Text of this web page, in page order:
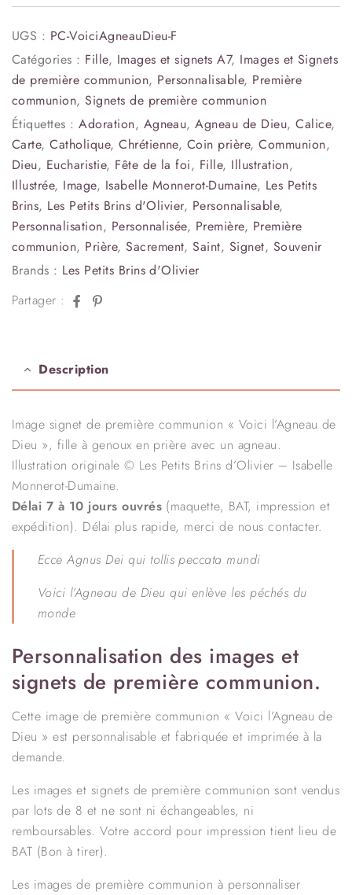
UGS : PC-VoiciAgneauDieu-F
Catégories : Fille, Images et signets A7, Images et Signets
de première communion, Personnalisable, Première
communion,Signets de première communion
Étiquettes :Adoration, Agneau,Agneau de Dieu,Calice,
Carte,Catholique,Chrétienne, Coin prière,Communion,
Dieu, Eucharistie, Fête de la foi, Fille, Illustration,
Illustrée, Image, Isabelle Monnerot-Dumaine, Les Petits
Brins, Les Petits Brins d'Olivier, Personnalisable,
Personnalisation, Personnalisée, Première, Première
communion, Prière,Sacrement,Saint, Signet, Souvenir
Brands : Les Petits Brins d'Olivier
Partager :
Facebook
Pinterest
Description
Image signet de première communion « Voici l’Agneau de
Dieu », fille à genoux en prière avec un agneau.
Illustration originale © Les Petits Brins d’Olivier – Isabelle
Monnerot-Dumaine.
Délai 7 à 10 jours ouvrés (maquette, BAT, impression et
expédition). Délai plus rapide, merci de nous contacter.
Ecce Agnus Dei qui tollis peccata mundi
Voici l’Agneau de Dieu qui enlève les péchés du
monde
Personnalisation des images et
signets de première communion.
Cette image de première communion « Voici l’Agneau de
Dieu » est personnalisable et fabriquée et imprimée à la
demande.
Les images et signets de première communion sont vendus
par lots de 8 et ne sont ni échangeables, ni
remboursables. Votre accord pour impression tient lieu de
BAT (Bon à tirer).
Les images de première communion à personnaliser